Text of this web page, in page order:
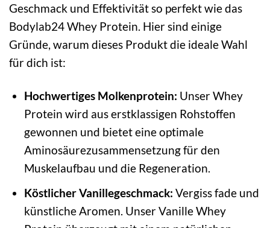
Geschmack und Effektivität so perfekt wie das
Bodylab24 Whey Protein. Hier sind einige
Gründe, warum dieses Produkt die ideale Wahl
für dich ist:
Hochwertiges Molkenprotein: Unser Whey
Protein wird aus erstklassigen Rohstoffen
gewonnen und bietet eine optimale
Aminosäurezusammensetzung für den
Muskelaufbau und die Regeneration.
Köstlicher Vanillegeschmack: Vergiss fade und
künstliche Aromen. Unser Vanille Whey